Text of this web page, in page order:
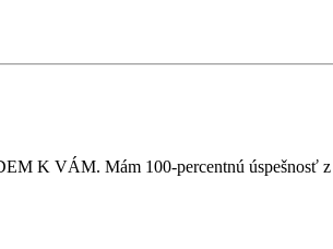
K VÁM. Mám 100-percentnú úspešnosť z